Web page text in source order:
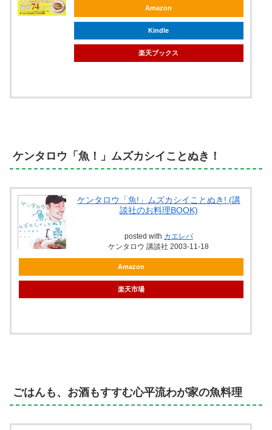
Amazon
Kindle
楽天ブックス
ケンタロウ「魚！」ムズカシイことぬき！
ケンタロウ「魚!」ムズカシイことぬき! (講
談社のお料理BOOK)
posted with カエレバ
ケンタロウ 講談社 2003-11-18
Amazon
楽天市場
ごはんも、お酒もすすむ心平流わが家の魚料理